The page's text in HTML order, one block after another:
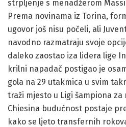
strpljenje s menadžerom
Prema novinama iz Torina,
ugovor još nisu počeli, ali
navodno razmatraju svoje
daleko zaostao iza lidera lige
krilni napadač postigao je
gola na 29 utakmica u svim
traži mjesto u Ligi šampiona za
Chiesina budućnost postaje
kako se ljeto transfernih